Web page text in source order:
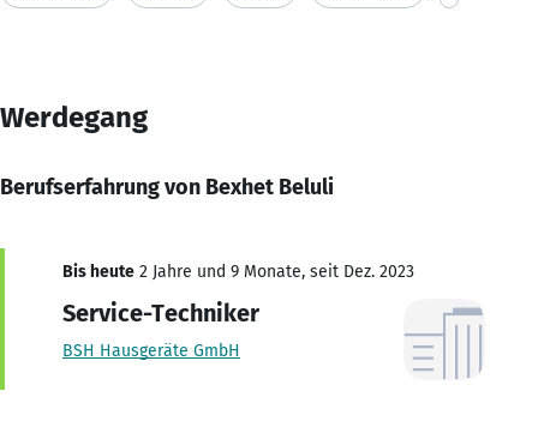
Werdegang
Berufserfahrung von Bexhet Beluli
Bis heute 2 Jahre und 9 Monate, seit Dez. 2023
Service-Techniker
BSH Hausgeräte GmbH